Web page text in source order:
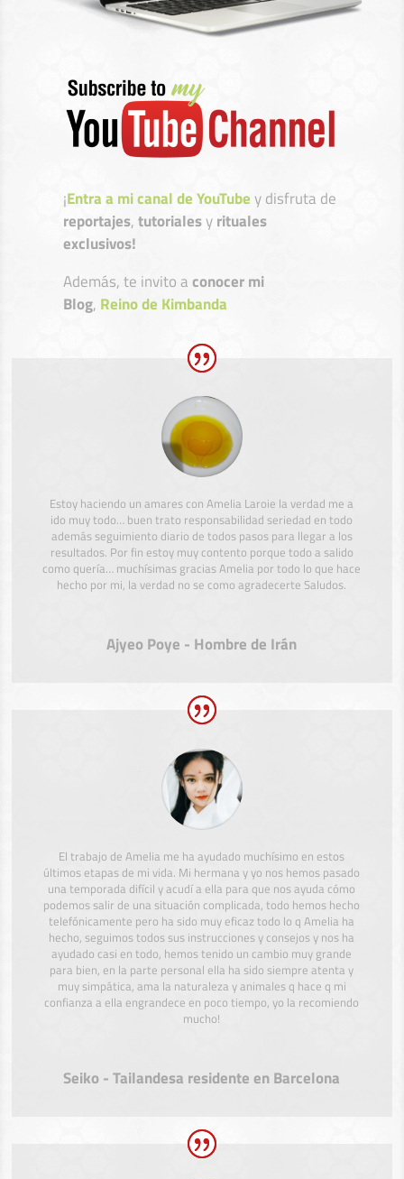
¡Entra a mi canal de YouTubey disfruta de
reportajes,tutorialesyrituales
exclusivos!
Además, te invito aconocer mi
Blog, Reino de Kimbanda
Estoy haciendo un amares con Amelia Laroie la verdad me a
ido muy todo… buen trato responsabilidad seriedad en todo
además seguimiento diario de todos pasos para llegar a los
resultados. Por fin estoy muy contento porque todo a salido
como quería… muchísimas gracias Amelia por todo lo que hace
hecho por mi, la verdad no se como agradecerte Saludos.
Ajyeo Poye - Hombre de Irán
El trabajo de Amelia me ha ayudado muchísimo en estos
últimos etapas de mi vida. Mi hermana y yo nos hemos pasado
una temporada difícil y acudí a ella para que nos ayuda cómo
podemos salir de una situación complicada, todo hemos hecho
telefónicamente pero ha sido muy eficaz todo lo q Amelia ha
hecho, seguimos todos sus instrucciones y consejos y nos ha
ayudado casi en todo, hemos tenido un cambio muy grande
para bien, en la parte personal ella ha sido siempre atenta y
muy simpática, ama la naturaleza y animales q hace q mi
confianza a ella engrandece en poco tiempo, yo la recomiendo
mucho!
Seiko - Tailandesa residente en Barcelona